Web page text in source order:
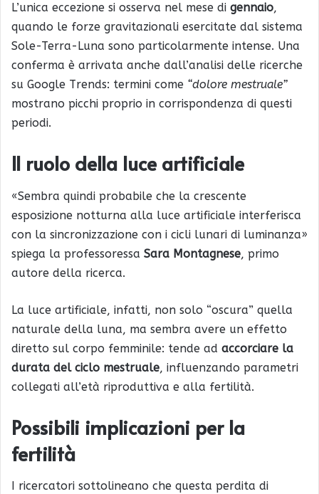
L’unica eccezione si osserva nel mese di gennaio,
quando le forze gravitazionali esercitate dal sistema
Sole-Terra-Luna sono particolarmente intense. Una
conferma è arrivata anche dall’analisi delle ricerche
su Google Trends: termini come “dolore mestruale”
mostrano picchi proprio in corrispondenza di questi
periodi.
Il ruolo della luce artificiale
«Sembra quindi probabile che la crescente
esposizione notturna alla luce artificiale interferisca
con la sincronizzazione con i cicli lunari di luminanza»
spiega la professoressa Sara Montagnese, primo
autore della ricerca.
La luce artificiale, infatti, non solo “oscura” quella
naturale della luna, ma sembra avere un effetto
diretto sul corpo femminile: tende ad accorciare la
durata del ciclo mestruale, influenzando parametri
collegati all’età riproduttiva e alla fertilità.
Possibili implicazioni per la
fertilità
I ricercatori sottolineano che questa perdita di